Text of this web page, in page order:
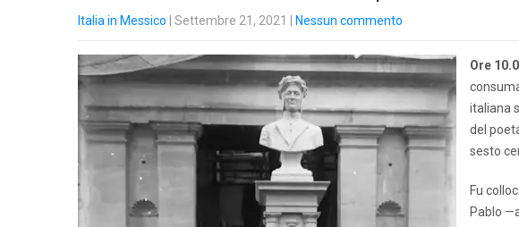
Italia in Messico | Settembre 21, 2021 Nessun commento
Ore
italiana
del
sesto
Fu
Pablo